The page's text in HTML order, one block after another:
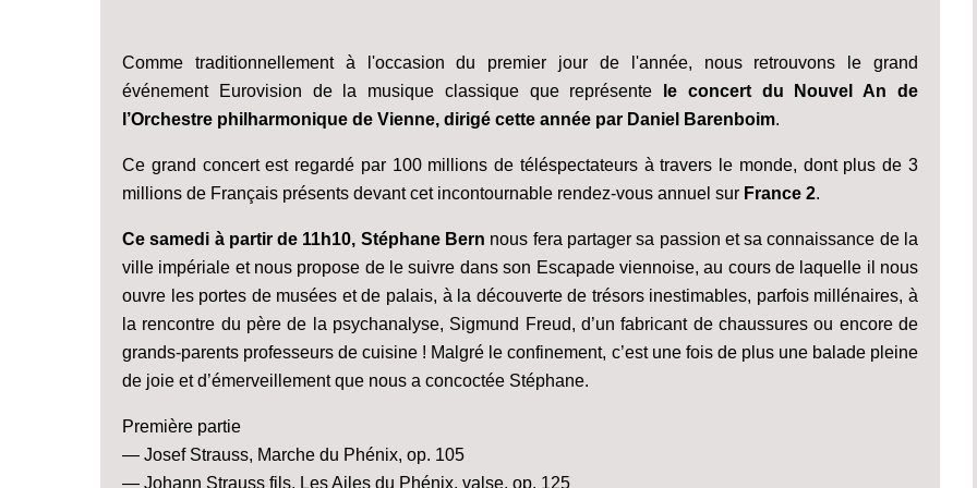
Comme traditionnellement à l'occasion du premier jour de l'année, nous retrouvons le grand
événement Eurovision de la musique classique que représente
le concert du Nouvel An de
l’Orchestre philharmonique de Vienne, dirigé cette année par Daniel Barenboim.
Ce grand concert est regardé par 100 millions de téléspectateurs à travers le monde, dont plus de 3
millions de Français présents devant cet incontournable rendez-vous annuel sur France 2.
Ce samedi à partir de 11h10, Stéphane Bern nous fera partager sa passion et sa connaissance de la
ville impériale et nous propose de le suivre dans son Escapade viennoise, au cours de laquelle il nous
ouvre les portes de musées et de palais, à la découverte de trésors inestimables, parfois millénaires, à
la rencontre du père de la psychanalyse, Sigmund Freud, d’un fabricant de chaussures ou encore de
grands-parents professeurs de cuisine ! Malgré le confinement, c’est une fois de plus une balade pleine
de joie et d’émerveillement que nous a concoctée Stéphane.
Première partie
— Josef Strauss, Marche du Phénix, op. 105
— Johann Strauss fils, Les Ailes du Phénix, valse, op. 125